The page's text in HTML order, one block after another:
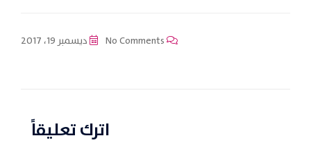
ديسمبر 19، 2017
اترك تعليقاً